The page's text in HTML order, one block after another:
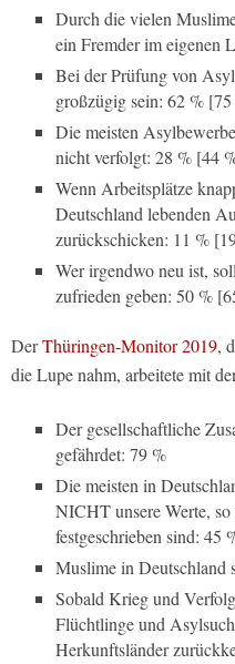
Durch die vielen
ein Fremder im eigenen
Bei der Prüfung von
großzügig sein: 62 %
Die meisten
nicht verfolgt: 28 % [44
Wenn Arbeitsplätze
Deutschland lebenden
zurückschicken: 11 %
Wer irgendwo neu ist,
zufrieden geben: 50 %
DerThüringen-Monitor 2019,
die Lupe nahm, arbeitete mit
Der gesellschaftliche
gefährdet: 79 %
Die meisten in
NICHT unsere Werte,
festgeschrieben sind: 45
Muslime in Deutschland
Sobald Krieg und
Flüchtlinge und
Herkunftsländer